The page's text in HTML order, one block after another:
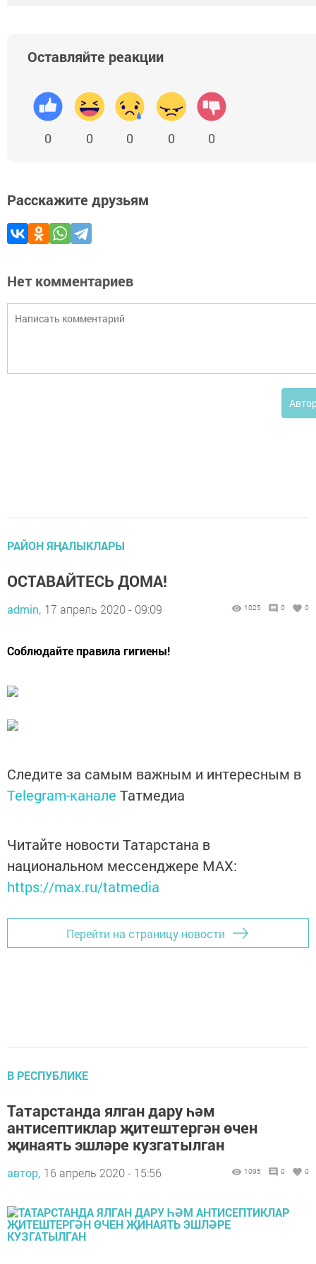
Оставляйте реакции
0 0 0 0 0
Расскажите друзьям
Нет комментариев
РАЙОН ЯҢАЛЫКЛАРЫ
ОСТАВАЙТЕСЬ ДОМА!
admin, 17 апрель 2020 - 09:09 1025 0 0
Соблюдайте правила гигиены!
Следите за самым важным и интересным в
Telegram-канале Татмедиа
Читайте новости Татарстана в
национальном мессенджере MАХ:
https://max.ru/tatmedia
Перейти на страницу новости
В РЕСПУБЛИКЕ
Татарстанда ялган дару һәм
антисептиклар җитештергән өчен
җинаять эшләре кузгатылган
автор, 16 апрель 2020 - 15:56 1095 0 0